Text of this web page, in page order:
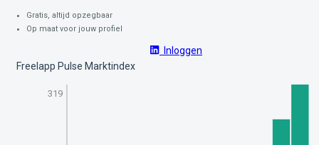
Gratis, altijd opzegbaar
Op maat voor jouw profiel
Inloggen
Freelapp Pulse Marktindex
319